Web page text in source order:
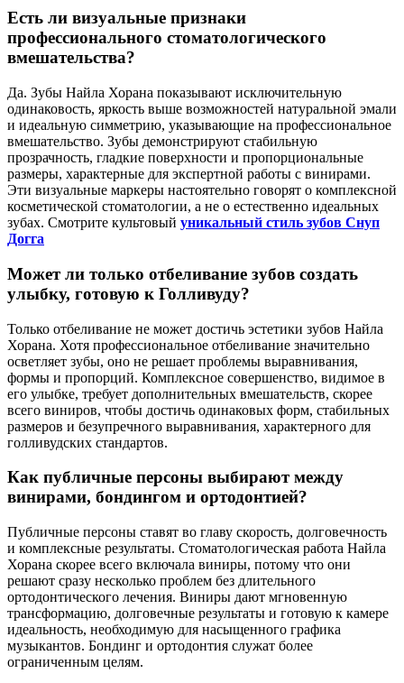
Есть ли визуальные признаки
профессионального стоматологического
вмешательства?
Да. Зубы Найла Хорана показывают исключительную
одинаковость, яркость выше возможностей натуральной эмали
и идеальную симметрию, указывающие на профессиональное
вмешательство. Зубы демонстрируют стабильную
прозрачность, гладкие поверхности и пропорциональные
размеры, характерные для экспертной работы с винирами.
Эти визуальные маркеры настоятельно говорят о комплексной
косметической стоматологии, а не о естественно идеальных
зубах. Смотрите культовый уникальный стиль зубов Снуп
Догга
Может ли только отбеливание зубов создать
улыбку, готовую к Голливуду?
Только отбеливание не может достичь эстетики зубов Найла
Хорана. Хотя профессиональное отбеливание значительно
осветляет зубы, оно не решает проблемы выравнивания,
формы и пропорций. Комплексное совершенство, видимое в
его улыбке, требует дополнительных вмешательств, скорее
всего виниров, чтобы достичь одинаковых форм, стабильных
размеров и безупречного выравнивания, характерного для
голливудских стандартов.
Как публичные персоны выбирают между
винирами, бондингом и ортодонтией?
Публичные персоны ставят во главу скорость, долговечность
и комплексные результаты. Стоматологическая работа Найла
Хорана скорее всего включала виниры, потому что они
решают сразу несколько проблем без длительного
ортодонтического лечения. Виниры дают мгновенную
трансформацию, долговечные результаты и готовую к камере
идеальность, необходимую для насыщенного графика
музыкантов. Бондинг и ортодонтия служат более
ограниченным целям.